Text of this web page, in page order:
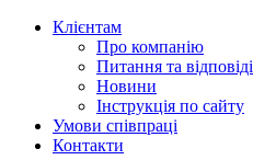
Клієнтам
Про компанію
Питання та відповіді
Новини
Інструкція по сайту
Умови співпраці
Контакти